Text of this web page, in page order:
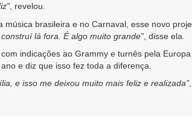
, revelou.
música brasileira e no Carnaval, esse novo
lá fora. É algo muito grande” , disse ela.
indicações ao Grammy e turnês pela
e diz que isso fez toda a diferença.
e isso me deixou muito mais feliz e realizada”